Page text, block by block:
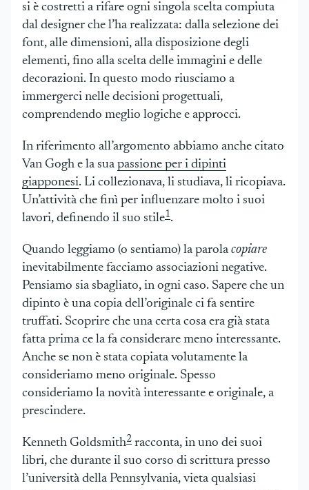
si è costretti a rifare ogni singola scelta compiuta
dal designer che l’ha realizzata: dalla selezione dei
font, alle dimensioni, alla disposizione degli
elementi, fino alla scelta delle immagini e delle
decorazioni. In questo modo riusciamo a
immergerci nelle decisioni progettuali,
comprendendo meglio logiche e approcci.
In riferimento all’argomento abbiamo anche citato
Van Gogh e la suapassione per i dipinti
giapponesi. Li collezionava, li studiava, li ricopiava.
Un’attività che finì per influenzare molto i suoi
lavori, definendo il suo stile1.
Quando leggiamo (o sentiamo) la parolacopiare
inevitabilmente facciamo associazioni negative.
Pensiamo sia sbagliato, in ogni caso. Sapere che un
dipinto è una copia dell’originale ci fa sentire
truffati. Scoprire che una certa cosa era già stata
fatta prima ce la fa considerare meno interessante.
Anche se non è stata copiata volutamente la
consideriamo meno originale. Spesso
consideriamo la novità interessante e originale, a
prescindere.
Kenneth Goldsmith2 racconta, in uno dei suoi
libri, che durante il suo corso di scrittura presso
l’università della Pennsylvania, vieta qualsiasi